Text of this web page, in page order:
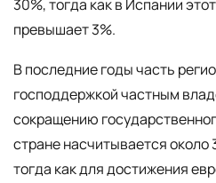
30%, тогда как в Испании
превышает 3%.
В последние годы часть
господдержкой частным
сокращению
стране насчитывается около
тогда как для достижения